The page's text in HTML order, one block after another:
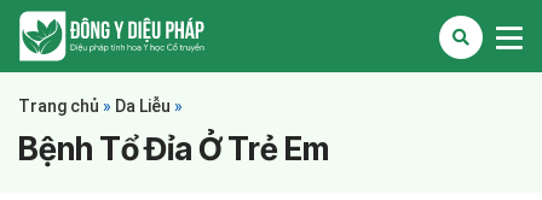
Trang chủ » Da Liễu »
Bệnh Tổ Đỉa Ở Trẻ Em